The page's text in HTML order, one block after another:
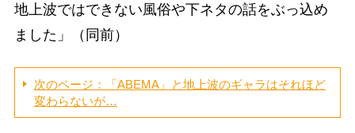
地上波ではできない風俗や下ネタの話をぶっ込め
ました」（同前）
次のページ：「ABEMA」と地上波のギャラはそれほど
変わらないが…